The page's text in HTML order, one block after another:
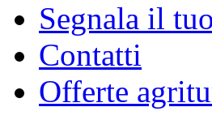
Segnala il
Contatti
Offerte